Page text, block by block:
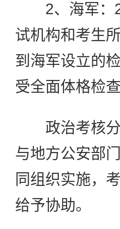
2、海军：
试机构和考生
到海军设立的
受全面体格检
政治考核分
与地方公安部
同组织实施，
给予协助。